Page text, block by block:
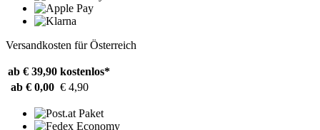
Versandkosten für Österreich
ab € 39,90 kostenlos*
ab € 0,00 € 4,90